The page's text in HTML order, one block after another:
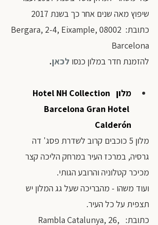
שיפוץ מאה שנים אחר כך בשנת 2017
כתובת: Bergara, 2-4, Eixample, 08002
Barcelona
להזמנת חדר במלון כנסו לכאן.
מלון Hotel NH Collection
Barcelona Gran Hotel
Calderón
מלון 5 כוכבים קרוב לשדרת פסג' דה
גרסיה, במרכז העיר במרחק הליכה קצר
מכיכר קטלוניה והרובע הגותי.
ועוד משהו - מהבריכה שעל גג המלון יש
תצפית על כל העיר.
כתובת:  Rambla Catalunya, 26,